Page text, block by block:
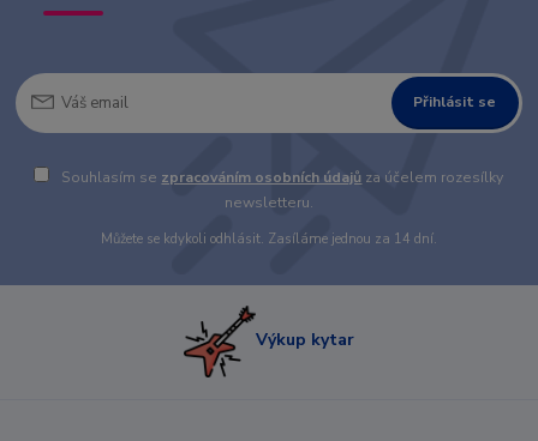
Přihlásit se
Souhlasím se zpracováním osobních údajů za účelem rozesílky
newsletteru.
Můžete se kdykoli odhlásit. Zasíláme jednou za 14 dní.
Výkup kytar